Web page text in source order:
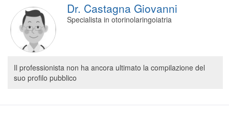
Dr. Castagna Giovanni
Specialista in otorinolaringoiatria
Il professionista non ha ancora ultimato la compilazione del
suo profilo pubblico